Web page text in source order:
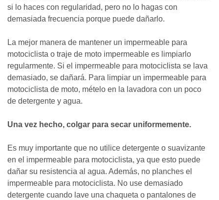
si lo haces con regularidad, pero no lo hagas con
demasiada frecuencia porque puede dañarlo.
La mejor manera de mantener un impermeable para
motociclista o traje de moto impermeable es limpiarlo
regularmente. Si el impermeable para motociclista se lava
demasiado, se dañará. Para limpiar un impermeable para
motociclista de moto, mételo en la lavadora con un poco
de detergente y agua.
Una vez hecho, colgar para secar uniformemente.
Es muy importante que no utilice detergente o suavizante
en el impermeable para motociclista, ya que esto puede
dañar su resistencia al agua. Además, no planches el
impermeable para motociclista. No use demasiado
detergente cuando lave una chaqueta o pantalones de